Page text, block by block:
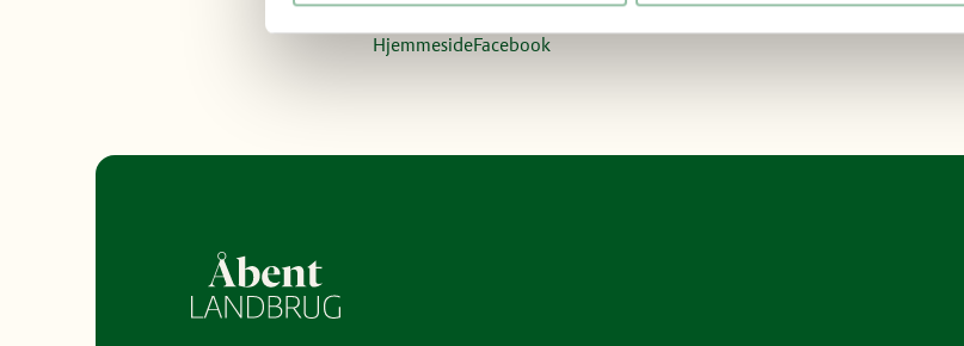
Kom og fæld dit eget juletræ og gå en dejlig tur i vores plantage.
HjemmesideFacebook